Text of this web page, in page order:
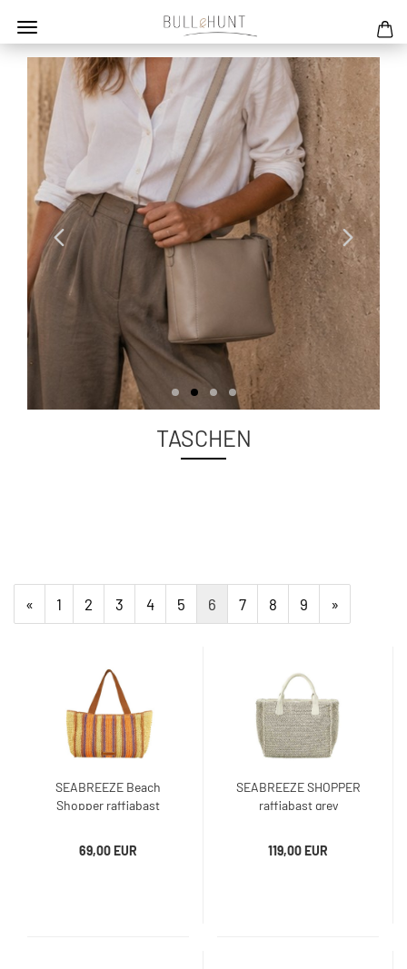
Previous Next
TASCHEN
« 1 2 3 4 5 6 7 8 9 »
SEABREEZE Beach
Shopper raffiabast
69,00 EUR
SEABREEZE SHOPPER
raffiabast grey
119,00 EUR